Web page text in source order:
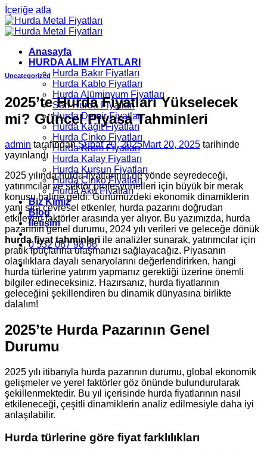
İçeriğe atla
Anasayfa
HURDA ALIM FİYATLARI
Hurda Bakır Fiyatları
Hurda Kablo Fiyatları
Hurda Alüminyum Fiyatları
Sarı Hurda Fiyatları
Hurda Demir Fiyatları
Hurda Kâğıt Fiyatları
Hurda Çinko Fiyatları
Hurda Krom Fiyatları
Hurda Kalay Fiyatları
Hurda Kurşun Fiyatları
Hurda Çinko Fiyatları
Hurda Akü Fiyatları
Biz Kimiz
Blog
İletişim
0 532 067 98 66
Uncategorized
2025’te Hurda Fiyatları Yükselecek
mi? Güncel Piyasa Tahminleri
admin tarafından Şubat 20, 2025Mart 20, 2025 tarihinde
yayınlandı
2025 yılında hurda fiyatlarının ne yönde seyredeceği,
yatırımcılar ve sektör profesyonelleri için büyük bir merak
konusu haline geldi. Günümüzdeki ekonomik dinamiklerin
yanı sıra çevresel etkenler, hurda pazarını doğrudan
etkileyen faktörler arasında yer alıyor. Bu yazımızda, hurda
pazarının genel durumu, 2024 yılı verileri ve geleceğe dönük
hurda fiyat tahminleri ile analizler sunarak, yatırımcılar için
pratik ipuçlarına ulaşmanızı sağlayacağız. Piyasanın
olasılıklara dayalı senaryolarını değerlendirirken, hangi
hurda türlerine yatırım yapmanız gerektiği üzerine önemli
bilgiler edineceksiniz. Hazırsanız, hurda fiyatlarının
geleceğini şekillendiren bu dinamik dünyasına birlikte
dalalım!
2025’te Hurda Pazarının Genel
Durumu
2025 yılı itibarıyla hurda pazarının durumu, global ekonomik
gelişmeler ve yerel faktörler göz önünde bulundurularak
şekillenmektedir. Bu yıl içerisinde hurda fiyatlarının nasıl
etkileneceği, çeşitli dinamiklerin analiz edilmesiyle daha iyi
anlaşılabilir.
Hurda türlerine göre fiyat farklılıkları